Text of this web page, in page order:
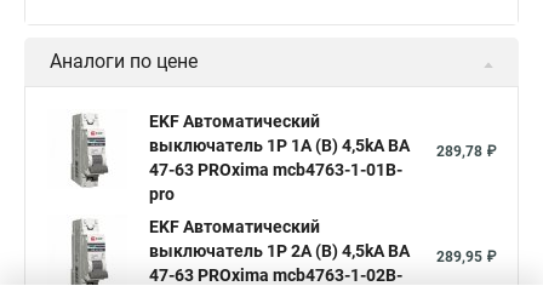
Аналоги по цене
EKF Автоматический
выключатель 1P 1А (В) 4,5kA ВА
47-63 PROxima mcb4763-1-01B-
pro
289,78 ₽
EKF Автоматический
выключатель 1P 2А (В) 4,5kA ВА
47-63 PROxima mcb4763-1-02B-
289,95 ₽